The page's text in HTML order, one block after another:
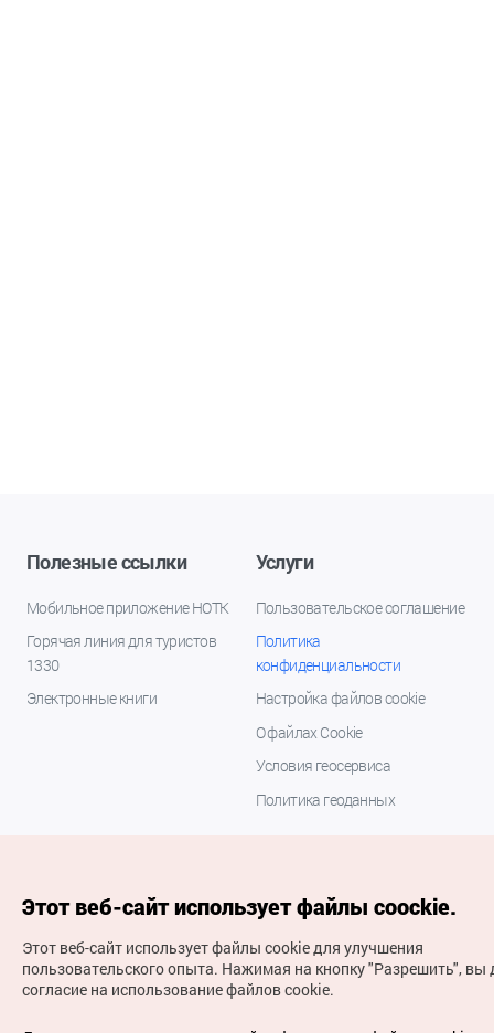
Полезные ссылки
Мобильное приложение НОТК
Горячая линия для туристов
1330
Электронные книги
Услуги
Пользовательское соглашение
Политика
конфиденциальности
Настройка файлов cookie
О файлах Cookie
Условия геосервиса
Политика геоданных
(с) Национальная организация туризма Кореи Все
права защищены
Этот веб-сайт использует файлы coockie.
Этот веб-сайт использует файлы cookie для улучшения
пользовательского опыта. Нажимая на кнопку "Разрешить", вы
согласие на использование файлов cookie.